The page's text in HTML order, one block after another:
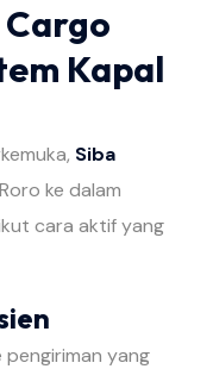
Kapal
Siba
ke dalam
cara aktif yang
pengiriman yang